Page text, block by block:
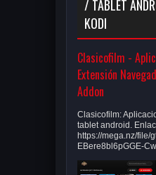
/ TABLET
KODI
Clasicofilm -
Extensión
Addon
Clasicofilm:
tablet android.
https://mega.nz/file/
EBere8bl6pGGE-